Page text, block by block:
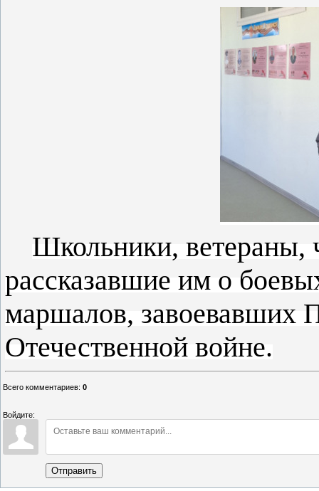
Школьники, ветераны,
рассказавшие им о
маршалов, завоевавших
Отечественной войне.
Всего комментариев: 0
Войдите:
Отправить